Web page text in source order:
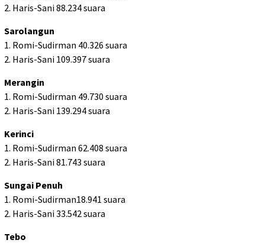
2. Haris-Sani 88.234 suara
Sarolangun
1. Romi-Sudirman 40.326 suara
2. Haris-Sani 109.397 suara
Merangin
1. Romi-Sudirman 49.730 suara
2. Haris-Sani 139.294 suara
Kerinci
1. Romi-Sudirman 62.408 suara
2. Haris-Sani 81.743 suara
Sungai Penuh
1. Romi-Sudirman18.941 suara
2. Haris-Sani 33.542 suara
Tebo